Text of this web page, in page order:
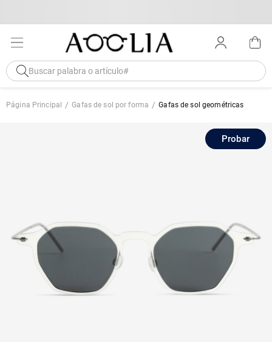
Página Principal Gafas de sol por forma Gafas de sol geométricas
Probar